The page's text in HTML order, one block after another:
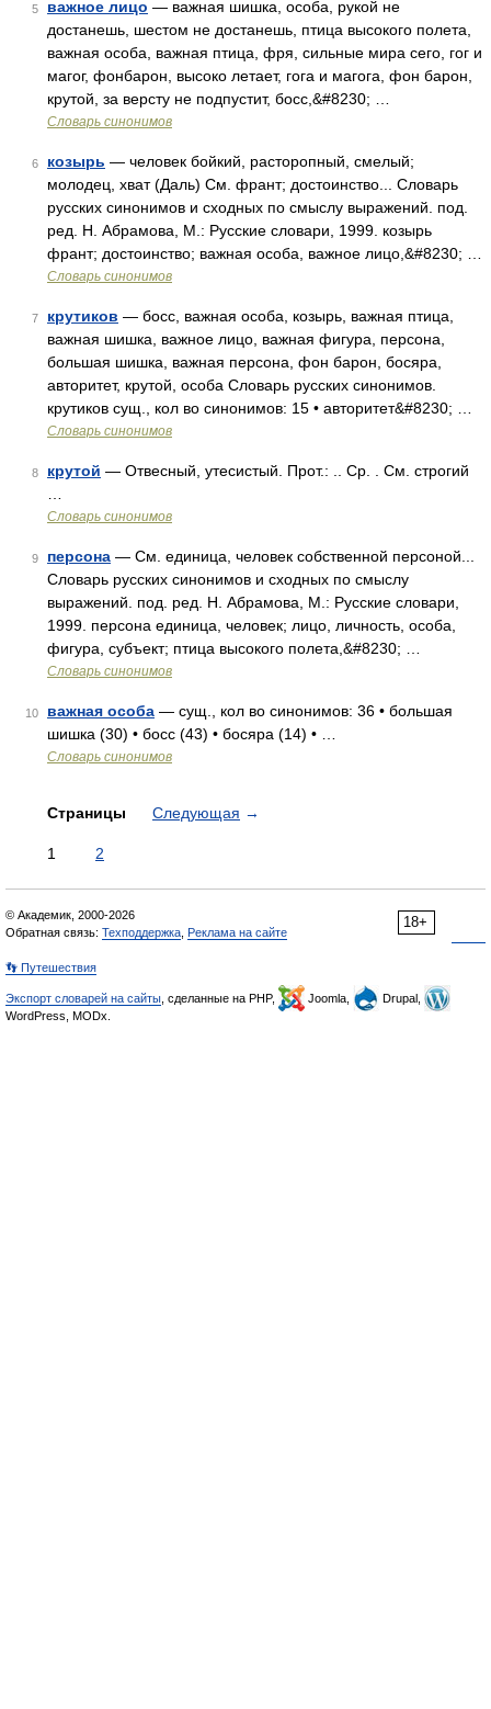
5 важное лицо — важная шишка, особа, рукой не
достанешь, шестом не достанешь, птица высокого полета,
важная особа, важная птица, фря, сильные мира сего, гог и
магог, фонбарон, высоко летает, гога и магога, фон барон,
крутой, за версту не подпустит, босс,&#8230; …
Словарь синонимов
6 козырь — человек бойкий, расторопный, смелый;
молодец, хват (Даль) См. франт; достоинство... Словарь
русских синонимов и сходных по смыслу выражений. под.
ред. Н. Абрамова, М.: Русские словари, 1999. козырь
франт; достоинство; важная особа, важное лицо,&#8230; …
Словарь синонимов
7 крутиков — босс, важная особа, козырь, важная птица,
важная шишка, важное лицо, важная фигура, персона,
большая шишка, важная персона, фон барон, босяра,
авторитет, крутой, особа Словарь русских синонимов.
крутиков сущ., кол во синонимов: 15 • авторитет&#8230; …
Словарь синонимов
8 крутой — Отвесный, утесистый. Прот.: .. Ср. . См. строгий
Словарь синонимов
9 персона — См. единица, человек собственной персоной...
Словарь русских синонимов и сходных по смыслу
выражений. под. ред. Н. Абрамова, М.: Русские словари,
1999. персона единица, человек; лицо, личность, особа,
фигура, субъект; птица высокого полета,&#8230; …
Словарь синонимов
10 важная особа — сущ., кол во синонимов: 36 • большая
шишка (30) • босс (43) • босяра (14) • …
Словарь синонимов
Страницы Следующая →
1 2
18+
© Академик, 2000-2026
Обратная связь: Техподдержка Реклама на сайте
👣 Путешествия
Экспорт словарей на сайты , сделанные на PHP, Joomla,
Drupal,
WordPress, MODx.